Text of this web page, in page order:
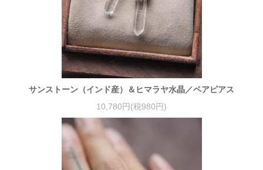
サンストーン（インド産）＆ヒマラヤ水晶／ペアピアス
10,780円(税980円)